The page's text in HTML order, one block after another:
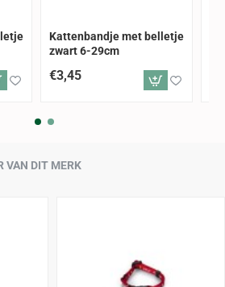
Kattenbandje met belletje
zwart 6-29cm
€3,45
VAN DIT MERK